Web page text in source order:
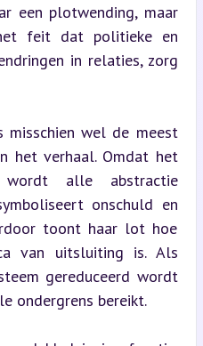
een plotwending, maar
feit dat politieke en
in relaties, zorg
misschien wel de meest
het verhaal. Omdat het
alle abstractie
onschuld en
toont haar lot hoe
van uitsluiting is. Als
gereduceerd wordt
ondergrens bereikt.